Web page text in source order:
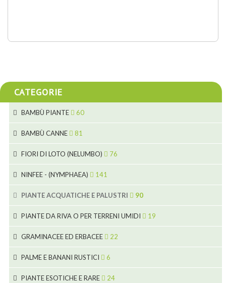
CATEGORIE
BAMBÙ PIANTE 60
5
11
6
6
9
8
BAMBÙ CANNE 81
5
5
6
5
FIORI DI LOTO (NELUMBO) 76
20
24
NINFEE - (NYMPHAEA) 141
4
46
53
5
PIANTE ACQUATICHE E PALUSTRI 90
8
9
7
PIANTE DA RIVA O PER TERRENI UMIDI 19
15
GRAMINACEE ED ERBACEE 22
10
PALME E BANANI RUSTICI 6
3
PIANTE ESOTICHE E RARE 24